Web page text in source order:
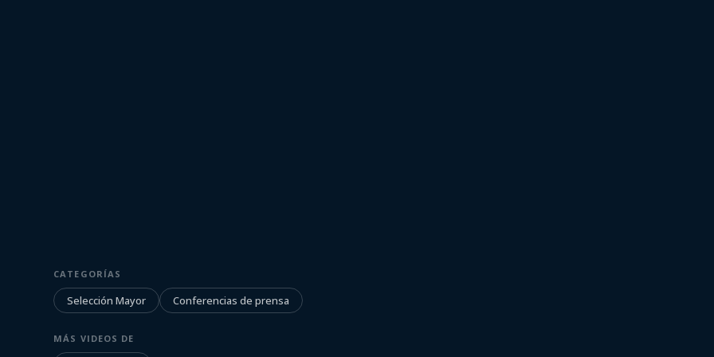
Conferencia de prensa Oscar
Tabárez 09/10/2021
CATEGORÍAS
Selección Mayor Conferencias de prensa
MÁS VIDEOS DE